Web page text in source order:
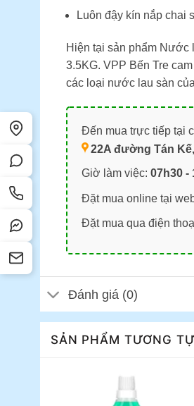
Luôn đậy kín nắp chai
Hiện tại sản phẩm
3.5KG. VPP Bến Tre
các loại nước lau sàn của
Đến mua trực tiếp tại
22A đường Tán
Giờ làm việc: 07h30 -
Đặt mua online tại
Đặt mua qua điện
Đánh giá (0)
SẢN PHẨM TƯƠNG TỰ